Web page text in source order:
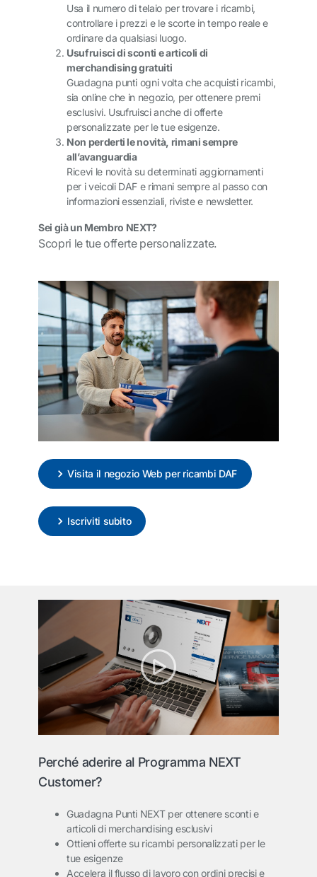
Usa il numero di telaio per trovare i ricambi,
controllare i prezzi e le scorte in tempo reale e
ordinare da qualsiasi luogo.
Usufruisci di sconti e articoli di
merchandising gratuiti
Guadagna punti ogni volta che acquisti ricambi,
sia online che in negozio, per ottenere premi
esclusivi. Usufruisci anche di offerte
personalizzate per le tue esigenze.
Non perderti le novità, rimani sempre
all’avanguardia
Ricevi le novità su determinati aggiornamenti
per i veicoli DAF e rimani sempre al passo con
informazioni essenziali, riviste e newsletter.
Sei già un Membro NEXT?
Scopri le tue offerte personalizzate.
Visita il negozio Web per ricambi DAF
Iscriviti subito
Perché aderire al Programma NEXT
Customer?
Guadagna Punti NEXT per ottenere sconti e
articoli di merchandising esclusivi
Ottieni offerte su ricambi personalizzati per le
tue esigenze
Accelera il flusso di lavoro con ordini precisi e